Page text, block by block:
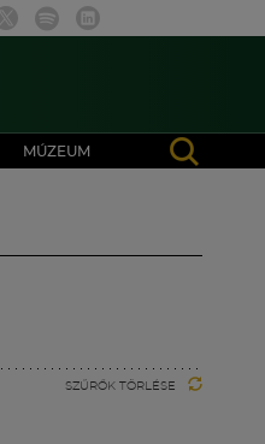
MÚZEUM
SZŰRŐK TÖRLÉSE